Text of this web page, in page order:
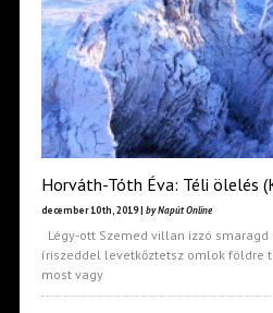
Horváth-Tóth Éva: Téli ölelés
december 10th, 2019 | by Napút Online
Légy-ott Szemed villan izzó
íriszeddel levetkőztetsz omlok földre
most vagy